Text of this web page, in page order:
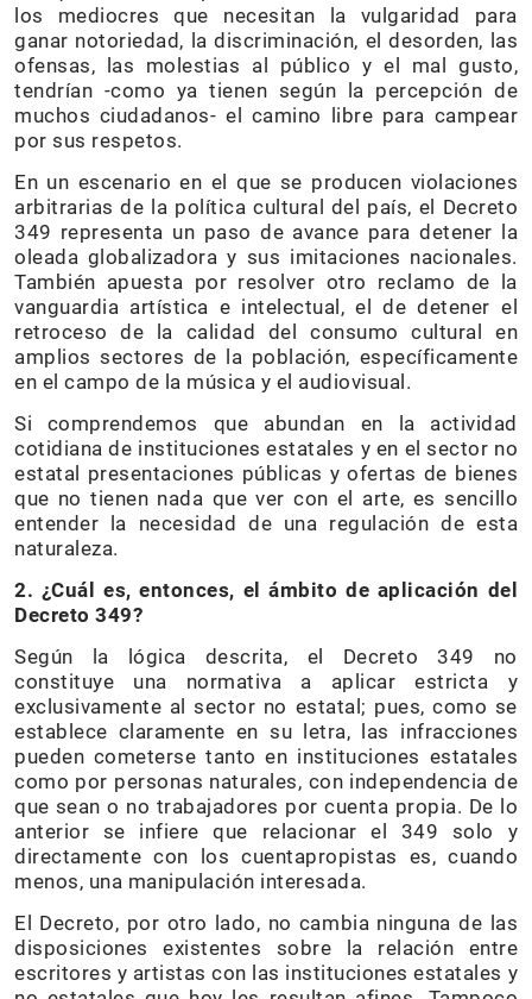
los mediocres que necesitan la vulgaridad para
ganar notoriedad, la discriminación, el desorden, las
ofensas, las molestias al público y el mal gusto,
tendrían -como ya tienen según la percepción de
muchos ciudadanos- el camino libre para campear
por sus respetos.
En un escenario en el que se producen violaciones
arbitrarias de la política cultural del país, el Decreto
349 representa un paso de avance para detener la
oleada globalizadora y sus imitaciones nacionales.
También apuesta por resolver otro reclamo de la
vanguardia artística e intelectual, el de detener el
retroceso de la calidad del consumo cultural en
amplios sectores de la población, específicamente
en el campo de la música y el audiovisual.
Si comprendemos que abundan en la actividad
cotidiana de instituciones estatales y en el sector no
estatal presentaciones públicas y ofertas de bienes
que no tienen nada que ver con el arte, es sencillo
entender la necesidad de una regulación de esta
naturaleza.
2. ¿Cuál es, entonces, el ámbito de aplicación del
Decreto 349?
Según la lógica descrita, el Decreto 349 no
constituye una normativa a aplicar estricta y
exclusivamente al sector no estatal; pues, como se
establece claramente en su letra, las infracciones
pueden cometerse tanto en instituciones estatales
como por personas naturales, con independencia de
que sean o no trabajadores por cuenta propia. De lo
anterior se infiere que relacionar el 349 solo y
directamente con los cuentapropistas es, cuando
menos, una manipulación interesada.
El Decreto, por otro lado, no cambia ninguna de las
disposiciones existentes sobre la relación entre
escritores y artistas con las instituciones estatales y